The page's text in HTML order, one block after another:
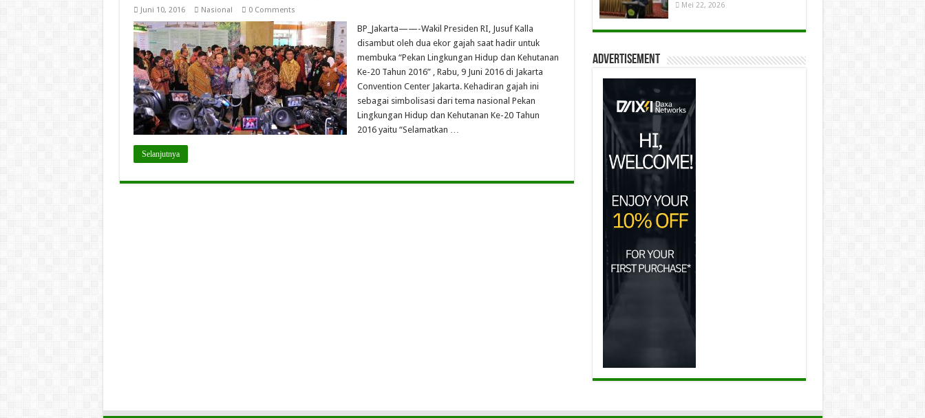
Juni 10, 2016 Nasional 0 Comments
BP_Jakarta——-Wakil Presiden RI, Jusuf Kalla
disambut oleh dua ekor gajah saat hadir untuk
membuka “Pekan Lingkungan Hidup dan Kehutanan
Ke-20 Tahun 2016” , Rabu, 9 Juni 2016 di Jakarta
Convention Center Jakarta. Kehadiran gajah ini
sebagai simbolisasi dari tema nasional Pekan
Lingkungan Hidup dan Kehutanan Ke-20 Tahun
2016 yaitu “Selamatkan …
Selanjutnya
Mei 22, 2026
Advertisement